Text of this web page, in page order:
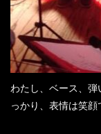
わたし、ベース、
っかり、表情は笑顔